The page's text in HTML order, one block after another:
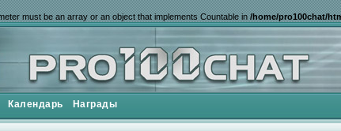
must be an array or an object that implements Countable in/home/pro100chat/
Календарь Награды